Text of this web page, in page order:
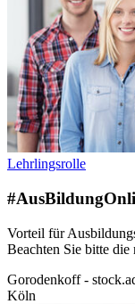
Lehrlingsrolle
Vorteil für
Beachten Sie bitte
Gorodenkoff -
Köln